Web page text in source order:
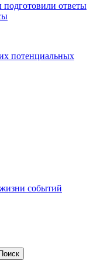
ответы
потенциальных
событий